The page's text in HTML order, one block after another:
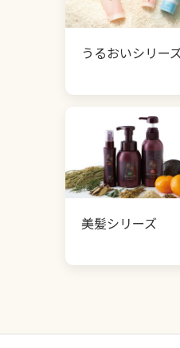
うるおいシリー
美髪シリーズ